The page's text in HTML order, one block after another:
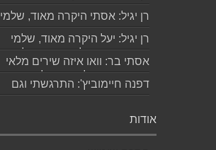
גד הוא אכן משורר איכותי ביותר.
אמסור...
רן יגיל: אסתי היקרה מאוד, שלמי
תודה. ניכר כי השירים דיברו
לליבך. אמסו...
רן יגיל: יעל היקרה מאוד, שלמי
תודה. אמסור לגד. שבת שלום.
רן...
אסתי בר: וואו איזה שירים מלאי
רגש ותשוקה לאהובה ולאהבה
הגדולה ה,בלתי...
דפנה חיימוביץ': התרגשתי וגם
חשתי הזדהות בקריאת השירים
אודות